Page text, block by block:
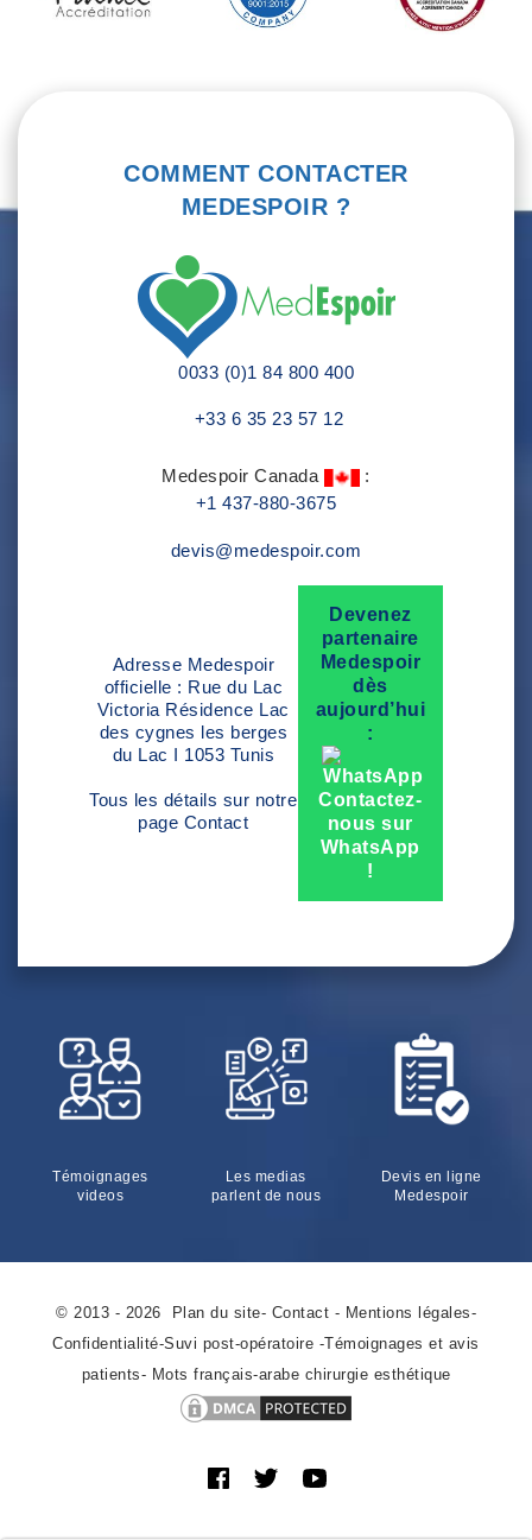
COMMENT CONTACTER
MEDESPOIR ?
0033 (0)1 84 800 400
+33 6 35 23 57 12
Medespoir Canada
:
+1 437-880-3675
devis@medespoir.com
Adresse Medespoir
officielle : Rue du Lac
Victoria Résidence Lac
des cygnes les berges
du Lac I 1053 Tunis
Tous les détails sur notre
page Contact
Devenez
partenaire
Medespoir
dès
aujourd’hui
:
Contactez-
nous sur
WhatsApp
!
Témoignages
videos
Les medias
parlent de nous
Devis en ligne
Medespoir
© 2013 - 2026 Plan du site- Contact - Mentions légales-
Confidentialité-Suvi post-opératoire -Témoignages et avis
patients- Mots français-arabe chirurgie esthétique